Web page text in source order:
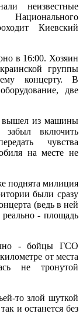
неизвестные
Киевский
в 16:00. Хозяин
группы
концерту. В
две
вышел из машины
включить
чувства
на месте не
поднята милиция
были сразу
(ведь в ней
реально - площадь
- бойцы ГСО
от места
не тронутой
то злой шуткой
и останется без